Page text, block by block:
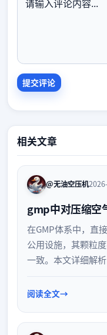
相关文章
@无油空压机
gmp中对压缩空
在GMP体系中，直
公用设施，其颗粒
一致。本文详细解
验证策略，帮助企
阅读全文